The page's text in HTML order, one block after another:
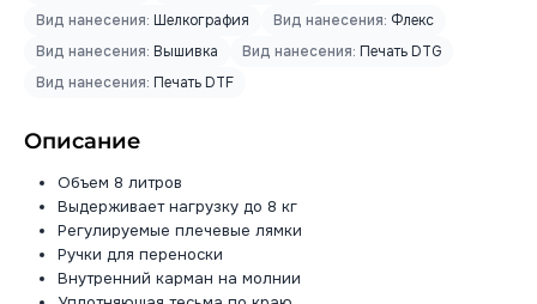
Вид нанесения: Шелкография Вид нанесения: Флекс
Вид нанесения: Вышивка Вид нанесения: Печать DTG
Вид нанесения: Печать DTF
Описание
Объем 8 литров
Выдерживает нагрузку до 8 кг
Регулируемые плечевые лямки
Ручки для переноски
Внутренний карман на молнии